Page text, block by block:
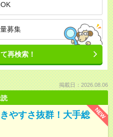
募集
再検索！
掲載日：2026.08.06
NEW
やすさ抜群！大手総